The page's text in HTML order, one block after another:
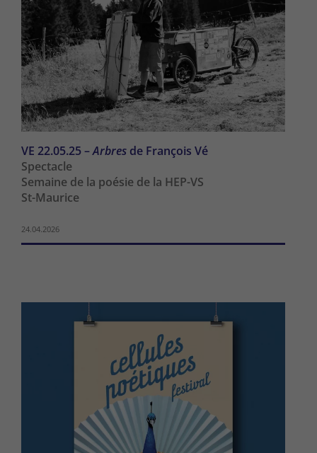
VE 22.05.25 –Arbres de François Vé
Spectacle
Semaine de la poésie de la HEP-VS
St-Maurice
24.04.2026